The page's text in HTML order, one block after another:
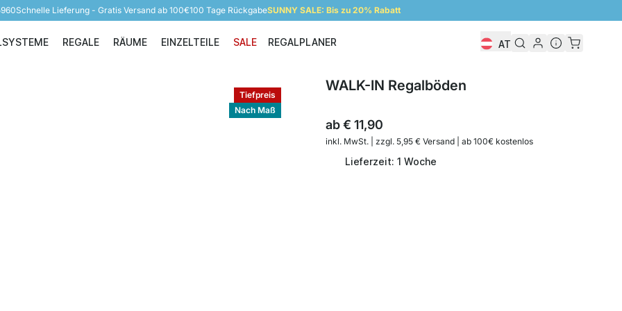
Schnelle Lieferung - Gratis Versand ab 100€100 Tage RückgabeSUNNY SALE: Bis zu 20% Rabatt
Regalsysteme
REGALE
Regale
RÄUME
Räume
EINZELTEILE
Einzelteile
SALE REGALPLANER AT
Tiefpreis
Nach Maß
WALK-IN Regalböden
ab€ 11,90
inkl. MwSt. | zzgl. 5,95 € Versand | ab 100€ kostenlos
Lieferzeit: 1 Woche